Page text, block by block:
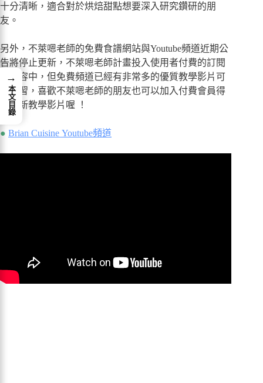
十分清晰，適合對於烘焙甜點想要深入研究鑽研的朋
友。
另外，不萊嗯老師的免費食譜網站與Youtube頻道近期公
告將停止更新，不萊嗯老師計畫投入使用者付費的訂閱
制內容中，但免費頻道已經有非常多的優質教學影片可
以學習，喜歡不萊嗯老師的朋友也可以加入付費會員得
到最新教學影片喔 ！
● Brian Cuisine Youtube頻道
→
本文目錄